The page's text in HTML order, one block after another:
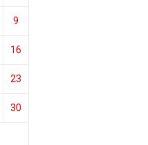
9
16
23
30